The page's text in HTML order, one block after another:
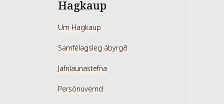
Hagkaup
Um Hagkaup
Samfélagsleg ábyrgð
Jafnlaunastefna
Persónuvernd